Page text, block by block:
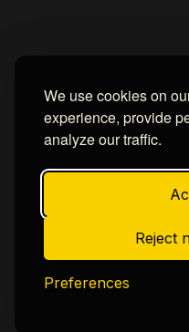
We use cookies on
experience, provide
analyze our traffic.
Reject
Preferences